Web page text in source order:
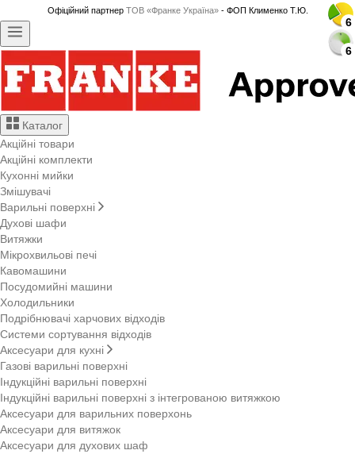
Офіційний партнер ТОВ «Франке Україна»- ФОП Клименко Т.Ю.
Каталог
Акційні товари
Акційні комплекти
Кухонні мийки
Змішувачі
Варильні поверхні
Духові шафи
Витяжки
Мікрохвильові печі
Кавомашини
Посудомийні машини
Холодильники
Подрібнювачі харчових відходів
Системи сортування відходів
Аксесуари для кухні
Газові варильні поверхні
Індукційні варильні поверхні
Індукційні варильні поверхні з інтегрованою витяжкою
Аксесуари для варильних поверхонь
Аксесуари для витяжок
Аксесуари для духових шаф
6
6
6
6
6
6